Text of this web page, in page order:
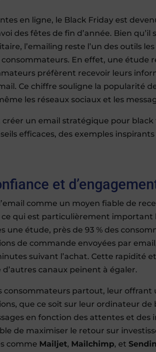
en ligne, le Black Friday est
des fêtes de fin d’année. Bien qu’il
l’emailing reste l’un des outils
En effet, une étude
préfèrent recevoir leurs
Ce chiffre souligne la popularité
les réseaux sociaux et les
et
comme un moyen fiable de
qui est particulièrement important
une étude, près de 93 % des
de commande envoyées par
suivant l’achat. Cette rapidité
canaux peinent à égaler.
consommateurs partout, leur offrant
que ce soit sur leur ordinateur de
en fonction des attentes et des
de maximiser le retour sur
comme Mailjet, Mailchimp, et